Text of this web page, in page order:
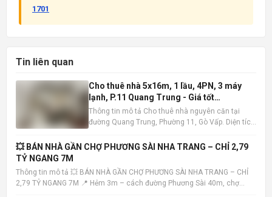
1701
Tin liên quan
Cho thuê nhà 5x16m, 1 lầu, 4PN, 3 máy
lạnh, P.11 Quang Trung - Giá tốt
10tr/tháng
Thông tin mô tả Cho thuê nhà nguyên căn tại
đường Quang Trung, Phường 11, Gò Vấp. Diện tích
và 3 phòng tắm. Nhà có sẵn 3 máy lạnh, tiện nghi
địa, khu dâ
💥 BÁN NHÀ GẦN CHỢ PHƯƠNG SÀI NHA TRANG – CHỈ 2,79
TỶ NGANG 7M
Thông tin mô tả 💥 BÁN NHÀ GẦN CHỢ PHƯƠNG SÀI NHA TRANG – CHỈ
2,79 TỶ NGANG 7M 📍 Hẻm 3m – cách đường Phương Sài 40m, chợ